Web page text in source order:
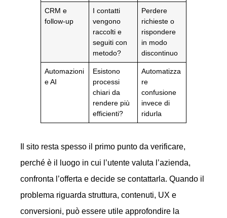
CRM e
follow-up
I contatti
vengono
raccolti e
seguiti con
metodo?
Perdere
richieste o
rispondere
in modo
discontinuo
Automazioni
e AI
Esistono
processi
chiari da
rendere più
efficienti?
Automatizza
re
confusione
invece di
ridurla
Il sito resta spesso il primo punto da verificare,
perché è il luogo in cui l’utente valuta l’azienda,
confronta l’offerta e decide se contattarla. Quando il
problema riguarda struttura, contenuti, UX e
conversioni, può essere utile approfondire la